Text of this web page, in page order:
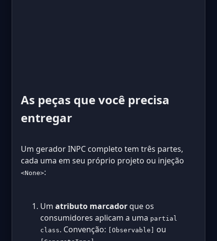
As peças que você precisa
entregar
Um gerador INPC completo tem três partes,
cada uma em seu próprio projeto ou injeção
<None>:
Um atributo marcador que os
consumidores aplicam a uma partial
class. Convenção: [Observable] ou